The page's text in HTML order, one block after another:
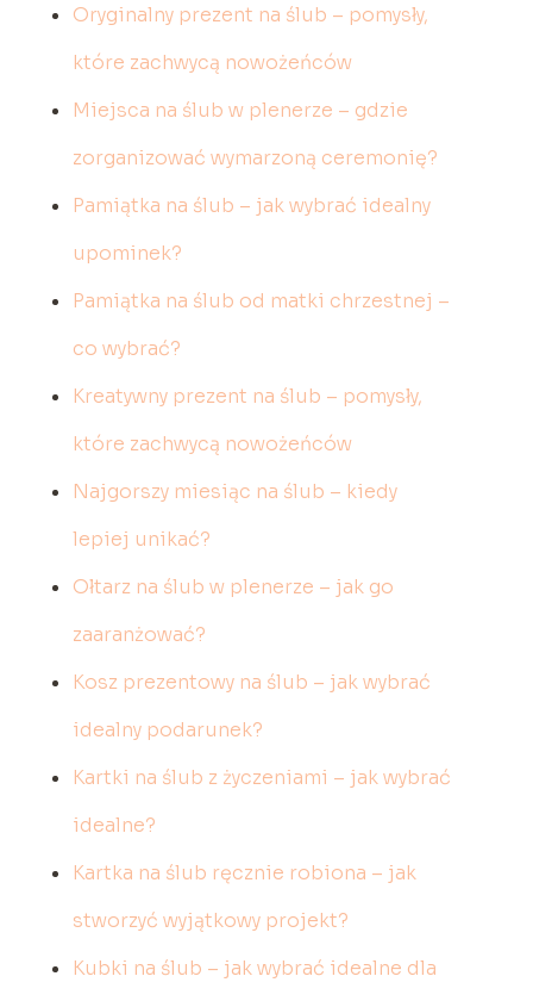
Oryginalny prezent na ślub – pomysły,
które zachwycą nowożeńców
Miejsca na ślub w plenerze – gdzie
zorganizować wymarzoną ceremonię?
Pamiątka na ślub – jak wybrać idealny
upominek?
Pamiątka na ślub od matki chrzestnej –
co wybrać?
Kreatywny prezent na ślub – pomysły,
które zachwycą nowożeńców
Najgorszy miesiąc na ślub – kiedy
lepiej unikać?
Ołtarz na ślub w plenerze – jak go
zaaranżować?
Kosz prezentowy na ślub – jak wybrać
idealny podarunek?
Kartki na ślub z życzeniami – jak wybrać
idealne?
Kartka na ślub ręcznie robiona – jak
stworzyć wyjątkowy projekt?
Kubki na ślub – jak wybrać idealne dla